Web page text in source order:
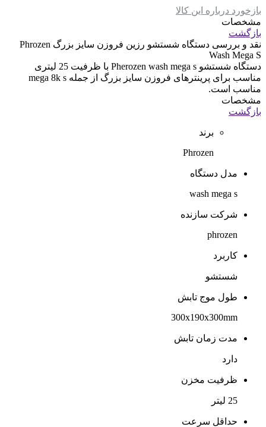
بازخورد درباره این کالا
مشخصات
بازگشت
نقد و بررسی
دستگاه شستشو رزین فروزن سایز بزرگ Phrozen
Wash Mega S
دستگاه شستشو Pherozen wash mega s با ظرفیت 25 لیتری
مناسب برای پرینترهای فروزن سایز بزرگ از جمله mega 8k s
مناسب است.
مشخصات
بازگشت
برند
Phrozen
مدل دستگاه
wash mega s
شرکت سازنده
phrozen
کاربرد
شستشو
طول موج تابش
300x190x300mm
مدت زمان تابش
دارد
ظرفیت مخزن
25 لیتر
حداقل سرعت